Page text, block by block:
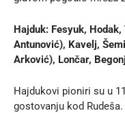
Hajduk: Fesyuk,
Antunović), Kavelj,
Arković), Lončar,
Hajdukovi pioniri su u
gostovanju kod